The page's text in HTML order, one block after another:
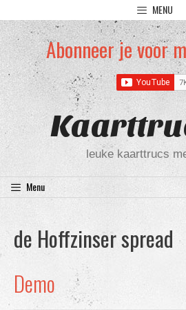
naar
de
inhoud
MENU
Abonneer je voor
leuke kaarttrucs
Menu
de Hoffzinser spread
Demo